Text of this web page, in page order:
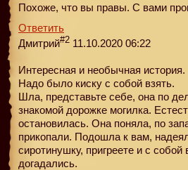
Похоже, что вы правы. С вами
Ответить
Дмитрий#2 11.10.2020 06:22
Интересная и необычная история.
Надо было киску с собой взять.
Шла, представьте себе, она по
знакомой дорожке могилка.
остановилась. Она поняла, по
прикопали. Подошла к вам,
сиротинушку, пригреете и с
догадались.